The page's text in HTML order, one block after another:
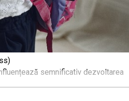
semnificativ dezvoltarea